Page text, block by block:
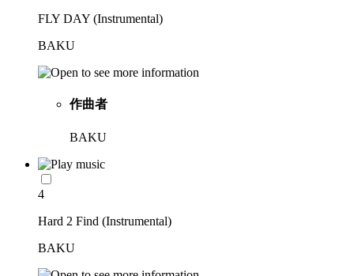
FLY DAY (Instrumental)
BAKU
作曲者
BAKU
4
Hard 2 Find (Instrumental)
BAKU